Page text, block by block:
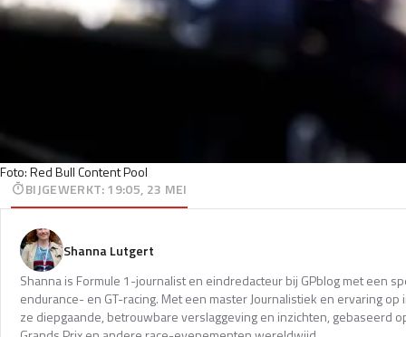
Foto: Red Bull Content Pool
BIJGEWERKT:19:05, 23 MEI
Shanna Lutgert
Shanna is Formule 1-journalist en eindredacteur bij GPblog met een
endurance- en GT-racing. Met een master Journalistiek en ervaring
ze diepgaande, betrouwbare verslaggeving en inzichten, gebaseerd